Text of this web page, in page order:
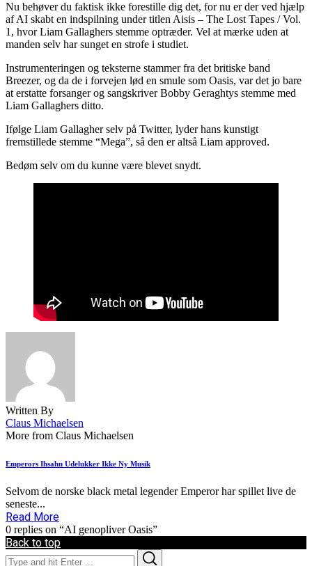
Nu behøver du faktisk ikke forestille dig det, for nu er der ved hjælp
af AI skabt en indspilning under titlen Aisis – The Lost Tapes / Vol.
1, hvor Liam Gallaghers stemme optræder. Vel at mærke uden at
manden selv har sunget en strofe i studiet.
Instrumenteringen og teksterne stammer fra det britiske band
Breezer, og da de i forvejen lød en smule som Oasis, var det jo bare
at erstatte forsanger og sangskriver Bobby Geraghtys stemme med
Liam Gallaghers ditto.
Ifølge Liam Gallagher selv på Twitter, lyder hans kunstigt
fremstillede stemme “Mega”, så den er altså Liam approved.
Bedøm selv om du kunne være blevet snydt.
Written By
Claus Michaelsen
More from Claus Michaelsen
Emperors Ihsahn Udelukker Ikke Ny Musik
Selvom de norske black metal legender Emperor har spillet live de
seneste...
Read More
0 replies on “AI genopliver Oasis”
Back to top
Search